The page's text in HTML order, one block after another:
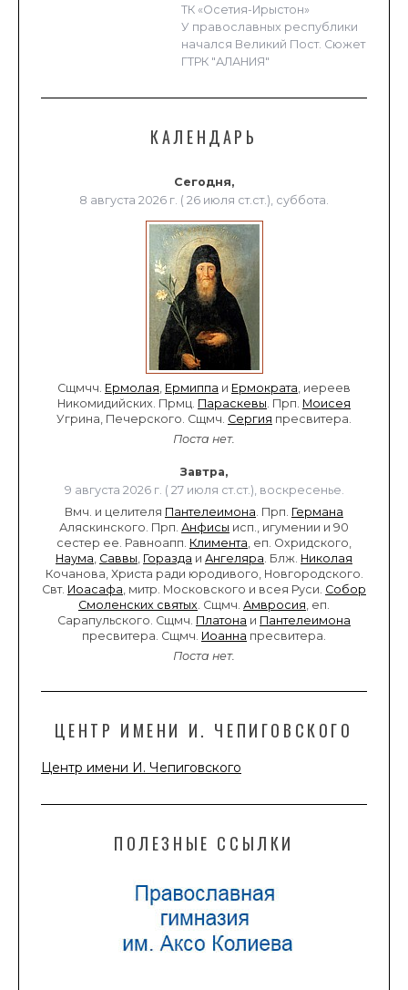
ТК «Осетия-Ирыстон»
У православных республики
начался Великий Пост. Сюжет
ГТРК "АЛАНИЯ"
КАЛЕНДАРЬ
Сегодня,
8 августа 2026 г. ( 26 июля ст.ст.), суббота.
Сщмчч. Ермолая Ермиппа и Ермократа , иереев
Никомидийских. Прмц. Параскевы . Прп. Моисея
Угрина, Печерского. Сщмч. Сергия пресвитера.
Поста нет.
Завтра,
9 августа 2026 г. ( 27 июля ст.ст.), воскресенье.
Вмч. и целителя Пантелеимона . Прп. Германа
Аляскинского. Прп. Анфисы исп., игумении и 90
сестер ее. Равноапп. Климента , еп. Охридского,
Наума Саввы Горазда и Ангеляра . Блж. Николая
Кочанова, Христа ради юродивого, Новгородского.
Свт. Иоасафа , митр. Московского и всея Руси. Собор
Смоленских святых . Сщмч. Амвросия , еп.
Сарапульского. Сщмч. Платона и Пантелеимона
пресвитера. Сщмч. Иоанна пресвитера.
Поста нет.
ЦЕНТР ИМЕНИ И. ЧЕПИГОВСКОГО
Центр имени И. Чепиговского
ПОЛЕЗНЫЕ ССЫЛКИ